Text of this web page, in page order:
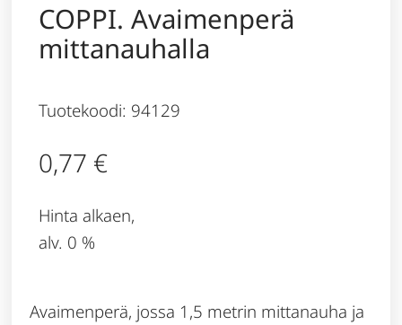
COPPI. Avaimenperä
mittanauhalla
Tuotekoodi: 94129
0,77 €
Hinta alkaen,
alv. 0 %
Avaimenperä, jossa 1,5 metrin mittanauha ja